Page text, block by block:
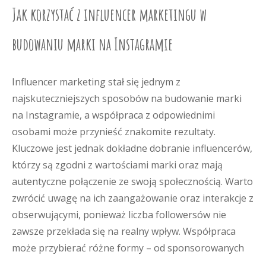
Jak korzystać z influencer marketingu w
budowaniu marki na Instagramie
Influencer marketing stał się jednym z
najskuteczniejszych sposobów na budowanie marki
na Instagramie, a współpraca z odpowiednimi
osobami może przynieść znakomite rezultaty.
Kluczowe jest jednak dokładne dobranie influencerów,
którzy są zgodni z wartościami marki oraz mają
autentyczne połączenie ze swoją społecznością. Warto
zwrócić uwagę na ich zaangażowanie oraz interakcje z
obserwującymi, ponieważ liczba followersów nie
zawsze przekłada się na realny wpływ. Współpraca
może przybierać różne formy – od sponsorowanych